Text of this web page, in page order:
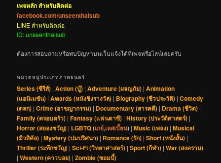
เพจหลัก สำหรับติดต่อ
facebook.com/unseenthaisub
LINE สำหรับติดต่อ
ID: unseenthaisub
ต้องการสอบถามหรือพบปัญหาบนเว็บแจ้งได้ที่เพจหรือไลน์เลยครับ
หมวดหมู่ประเภทภาพยนตร์
Series (ซีรีส์) |Action (บู๊) |Adventure (ผจญภัย) |Animation
(แอนิเมชัน) |Awards (หนังชิงรางวัล) | Biography (ชีวประวัติ) |Comedy
(ตลก) |Crime (อาชญากรรม) | Documentary (สารคดี) | Drama (ชีวิต) |
Family (ครอบครัว) |Fantasy (แฟนตาซี) |History (ประวัติศาสตร์) |
Horror (สยองขวัญ) | LGBTQ (เกย์,เลสเบี้ยน) |Music (เพลง) |Musical
(มิวสิคัล) |Mystery (ปมปริศนา) | Romance (รัก) |Short (หนังสั้น) |
Thriller (ระทึกขวัญ) |Sci-Fi (วิทยาศาสตร์) |Sport (กีฬา) |War (สงคราม)
|Western (คาวบอย) |Zombie (ซอมบี้)